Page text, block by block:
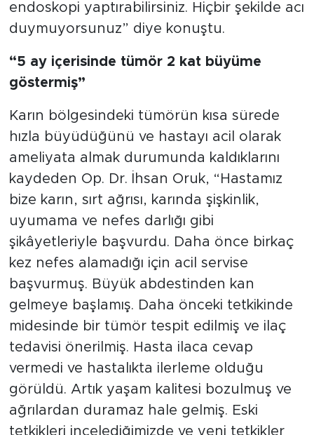
endoskopi yaptırabilirsiniz. Hiçbir şekilde acı
duymuyorsunuz” diye konuştu.
“5 ay içerisinde tümör 2 kat büyüme
göstermiş”
Karın bölgesindeki tümörün kısa sürede
hızla büyüdüğünü ve hastayı acil olarak
ameliyata almak durumunda kaldıklarını
kaydeden Op. Dr. İhsan Oruk, “Hastamız
bize karın, sırt ağrısı, karında şişkinlik,
uyumama ve nefes darlığı gibi
şikâyetleriyle başvurdu. Daha önce birkaç
kez nefes alamadığı için acil servise
başvurmuş. Büyük abdestinden kan
gelmeye başlamış. Daha önceki tetkikinde
midesinde bir tümör tespit edilmiş ve ilaç
tedavisi önerilmiş. Hasta ilaca cevap
vermedi ve hastalıkta ilerleme olduğu
görüldü. Artık yaşam kalitesi bozulmuş ve
ağrılardan duramaz hale gelmiş. Eski
tetkikleri incelediğimizde ve yeni tetkikler